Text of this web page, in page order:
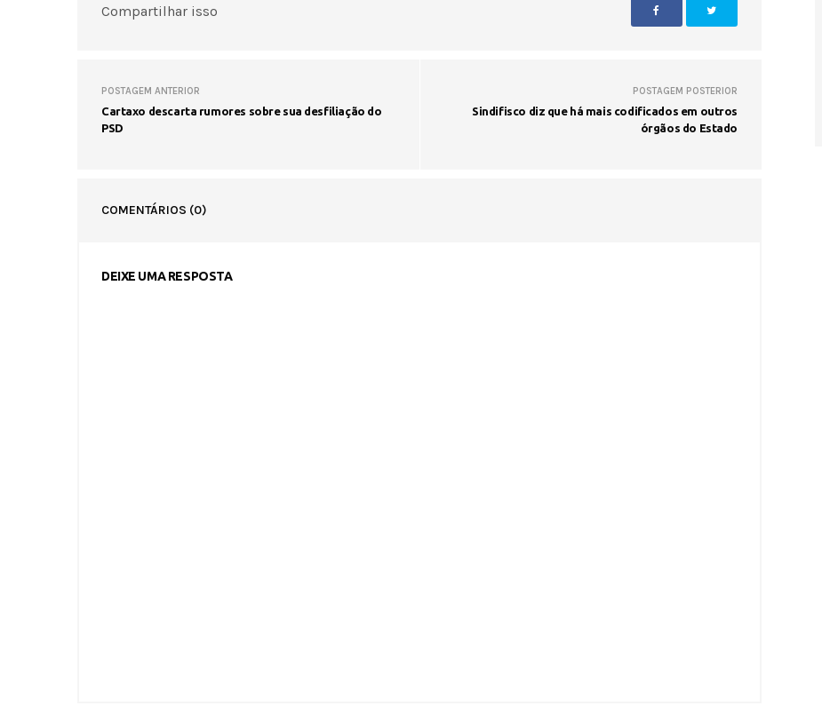
Compartilhar isso
POSTAGEM ANTERIOR
Cartaxo descarta rumores sobre sua desfiliação do
PSD
POSTAGEM POSTERIOR
Sindifisco diz que há mais codificados em outros
órgãos do Estado
COMENTÁRIOS (0)
DEIXE UMA RESPOSTA
cobranças indevidas: saiba quais são